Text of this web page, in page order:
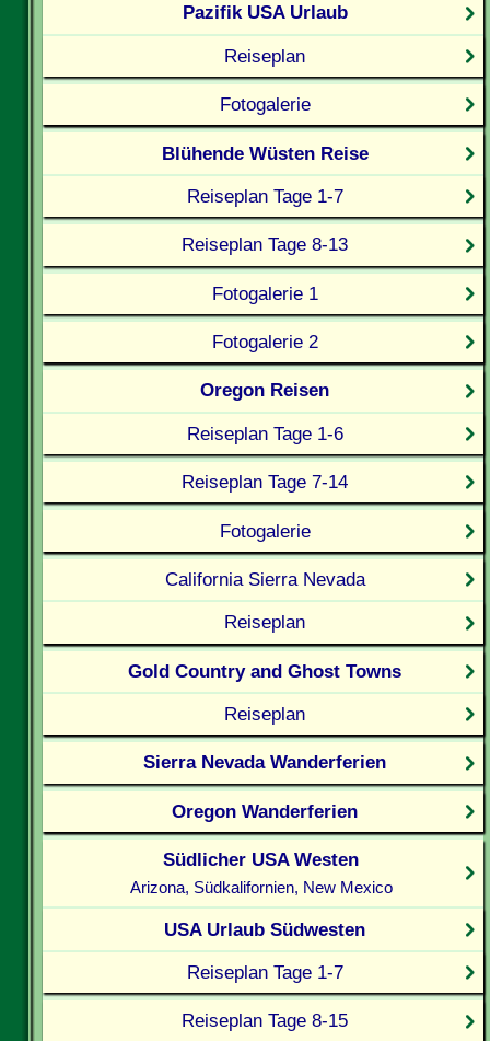
Pazifik USA Urlaub
Reiseplan
Fotogalerie
Blühende Wüsten Reise
Reiseplan Tage 1-7
Reiseplan Tage 8-13
Fotogalerie 1
Fotogalerie 2
Oregon Reisen
Reiseplan Tage 1-6
Reiseplan Tage 7-14
Fotogalerie
California Sierra Nevada
Reiseplan
Gold Country and Ghost Towns
Reiseplan
Sierra Nevada Wanderferien
Oregon Wanderferien
Südlicher USA Westen
Arizona, Südkalifornien, New Mexico
USA Urlaub Südwesten
Reiseplan Tage 1-7
Reiseplan Tage 8-15